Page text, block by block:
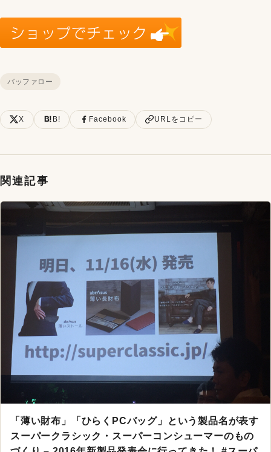
バッファロー
X B! Facebook URLをコピー
関連記事
「薄い財布」「ひらくPCバッグ」という製品名が表す
スーパークラシック・スーパーコンシューマーのもの